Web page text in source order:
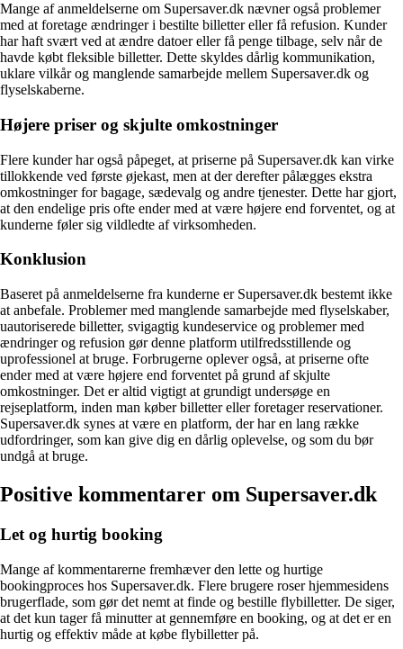
Mange af anmeldelserne om Supersaver.dk nævner også problemer
med at foretage ændringer i bestilte billetter eller få refusion. Kunder
har haft svært ved at ændre datoer eller få penge tilbage, selv når de
havde købt fleksible billetter. Dette skyldes dårlig kommunikation,
uklare vilkår og manglende samarbejde mellem Supersaver.dk og
flyselskaberne.
Højere priser og skjulte omkostninger
Flere kunder har også påpeget, at priserne på Supersaver.dk kan virke
tillokkende ved første øjekast, men at der derefter pålægges ekstra
omkostninger for bagage, sædevalg og andre tjenester. Dette har gjort,
at den endelige pris ofte ender med at være højere end forventet, og at
kunderne føler sig vildledte af virksomheden.
Konklusion
Baseret på anmeldelserne fra kunderne er Supersaver.dk bestemt ikke
at anbefale. Problemer med manglende samarbejde med flyselskaber,
uautoriserede billetter, svigagtig kundeservice og problemer med
ændringer og refusion gør denne platform utilfredsstillende og
uprofessionel at bruge. Forbrugerne oplever også, at priserne ofte
ender med at være højere end forventet på grund af skjulte
omkostninger. Det er altid vigtigt at grundigt undersøge en
rejseplatform, inden man køber billetter eller foretager reservationer.
Supersaver.dk synes at være en platform, der har en lang række
udfordringer, som kan give dig en dårlig oplevelse, og som du bør
undgå at bruge.
Positive kommentarer om Supersaver.dk
Let og hurtig booking
Mange af kommentarerne fremhæver den lette og hurtige
bookingproces hos Supersaver.dk. Flere brugere roser hjemmesidens
brugerflade, som gør det nemt at finde og bestille flybilletter. De siger,
at det kun tager få minutter at gennemføre en booking, og at det er en
hurtig og effektiv måde at købe flybilletter på.